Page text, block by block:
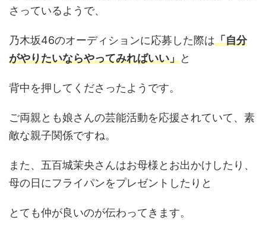
さっているようで、
乃木坂46のオーディションに応募した際は「自分
がやりたいならやってみればいい」と
背中を押してくださったようです。
ご両親とも娘さんの芸能活動を応援されていて、素
敵な親子関係ですね。
また、五百城茉央さんはお母様とお出かけしたり、
母の日にフライパンをプレゼントしたりと
とても仲が良いのが伝わってきます。